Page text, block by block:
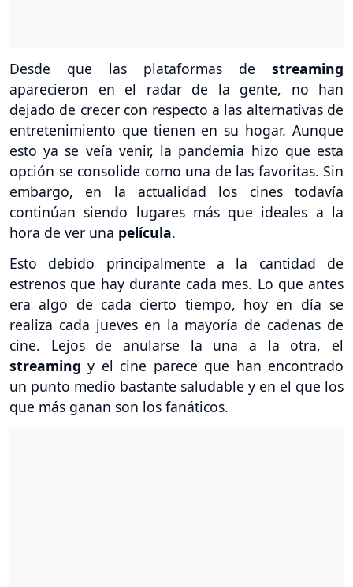
Desde que las plataformas de streaming
aparecieron en el radar de la gente, no han
dejado de crecer con respecto a las alternativas de
entretenimiento que tienen en su hogar. Aunque
esto ya se veía venir, la pandemia hizo que esta
opción se consolide como una de las favoritas. Sin
embargo, en la actualidad los cines todavía
continúan siendo lugares más que ideales a la
hora de ver una película.
Esto debido principalmente a la cantidad de
estrenos que hay durante cada mes. Lo que antes
era algo de cada cierto tiempo, hoy en día se
realiza cada jueves en la mayoría de cadenas de
cine. Lejos de anularse la una a la otra, el
streamingy el cine parece que han encontrado
un punto medio bastante saludable y en el que los
que más ganan son los fanáticos.